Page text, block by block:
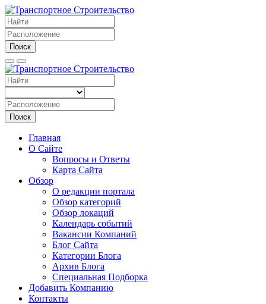
Поиск
Поиск
Главная
О Сайте
Вопросы и Ответы
Карта Сайта
Обзор
О редакции портала
Обзор категорий
Обзор локаций
Календарь событий
Вакансии Компаний
Блог Сайта
Категории Блога
Архив Блога
Специальная Подборка
Добавить Компанию
Контакты